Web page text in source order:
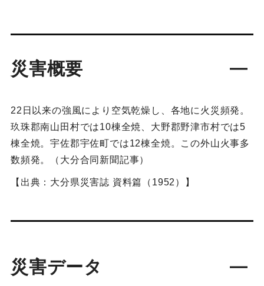
災害概要
22日以来の強風により空気乾燥し、各地に火災頻発。
玖珠郡南山田村では10棟全焼、大野郡野津市村では5
棟全焼。宇佐郡宇佐町では12棟全焼。この外山火事多
数頻発。（大分合同新聞記事）
【出典：大分県災害誌 資料篇（1952）】
災害データ